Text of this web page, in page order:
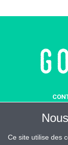
Ce site utilise des